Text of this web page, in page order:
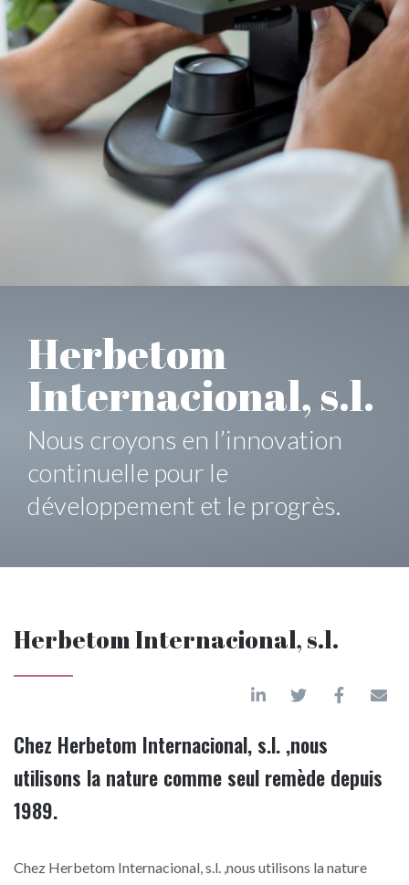
Herbetom
Internacional, s.l.
Nous croyons en l’innovation
continuelle pour le
développement et le progrès.
Herbetom Internacional, s.l.
Chez Herbetom Internacional, s.l. ,nous
utilisons la nature comme seul remède depuis
1989.
Chez Herbetom Internacional, s.l. ,nous utilisons la nature